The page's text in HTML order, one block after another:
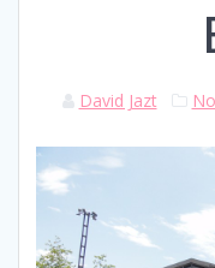
David Jazt